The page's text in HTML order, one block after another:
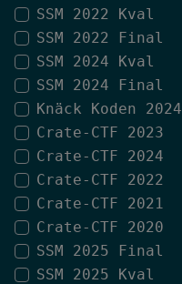
SSM 2022 Kval
SSM 2022 Final
SSM 2024 Kval
SSM 2024 Final
Knäck Koden 2024
Crate-CTF 2023
Crate-CTF 2024
Crate-CTF 2022
Crate-CTF 2021
Crate-CTF 2020
SSM 2025 Final
SSM 2025 Kval